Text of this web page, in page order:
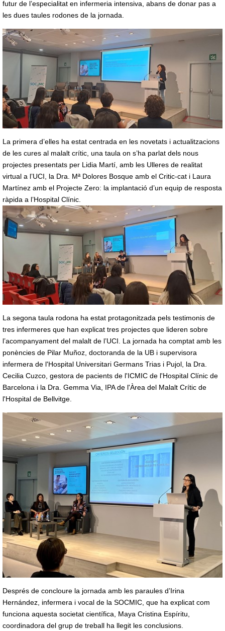
futur de l’especialitat en infermeria intensiva, abans de donar pas a
les dues taules rodones de la jornada.
La primera d’elles ha estat centrada en les novetats i actualitzacions
de les cures al malalt crític, una taula on s’ha parlat dels nous
projectes presentats per Lidia Martí, amb les Ulleres de realitat
virtual a l’UCI, la Dra. Mª Dolores Bosque amb el Critic-cat i Laura
Martínez amb el Projecte Zero: la implantació d’un equip de resposta
ràpida a l’Hospital Clínic.
La segona taula rodona ha estat protagonitzada pels testimonis de
tres infermeres que han explicat tres projectes que lideren sobre
l’acompanyament del malalt de l’UCI. La jornada ha comptat amb les
ponències de Pilar Muñoz, doctoranda de la UB i supervisora
infermera de l'Hospital Universitari Germans Trias i Pujol, la Dra.
Cecilia Cuzco, gestora de pacients de l'ICMIC de l'Hospital Clínic de
Barcelona i la Dra. Gemma Via, IPA de l'Àrea del Malalt Crític de
l'Hospital de Bellvitge.
Després de concloure la jornada amb les paraules d’Irina
Hernández, infermera i vocal de la SOCMIC, que ha explicat com
funciona aquesta societat científica, Maya Cristina Espíritu,
coordinadora del grup de treball ha llegit les conclusions.